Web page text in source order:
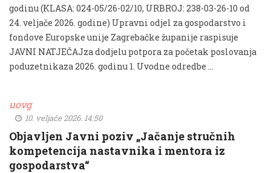
godinu (KLASA: 024-05/26-02/10, URBROJ: 238-03-26-10 od
24. veljače 2026. godine) Upravni odjel za gospodarstvo i
fondove Europske unije Zagrebačke županije raspisuje
JAVNI NATJEČAJza dodjelu potpora za početak poslovanja
poduzetnikaza 2026. godinu 1. Uvodne odredbe …
uovg
10. veljače 2026. 14:50
Objavljen Javni poziv „Jačanje stručnih
kompetencija nastavnika i mentora iz
gospodarstva“